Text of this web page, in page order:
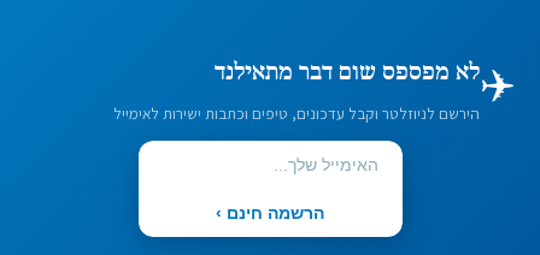
✈️לא מפספס שום דבר מתאילנד
הירשם לניוזלטר וקבל עדכונים, טיפים וכתבות ישירות לאימייל
הרשמה חינם ›